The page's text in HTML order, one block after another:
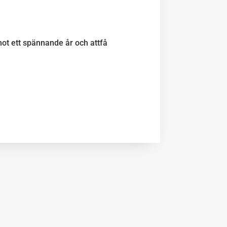
ett spännande år och attfå